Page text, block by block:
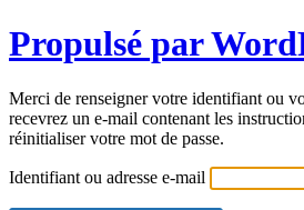
Propulsé par
Merci de renseigner votre identifiant ou
recevrez un e-mail contenant les
réinitialiser votre mot de passe.
Identifiant ou adresse e-mail